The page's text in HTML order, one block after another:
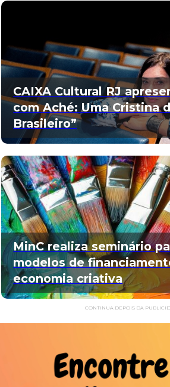
CAIXA Cultural RJ
com Aché: Uma Cristina
Brasileiro”
MinC realiza seminário
modelos de
economia criativa
CONTINUA DEPOIS DA